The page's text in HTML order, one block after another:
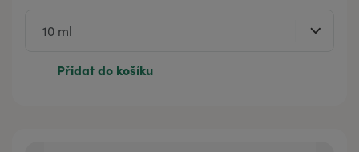
Přidat do košíku